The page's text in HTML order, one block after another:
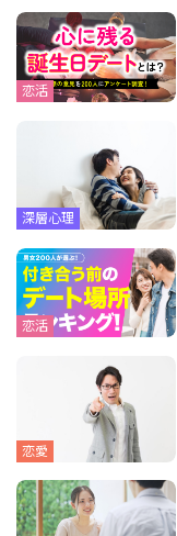
恋活
深層心理
恋活
恋愛